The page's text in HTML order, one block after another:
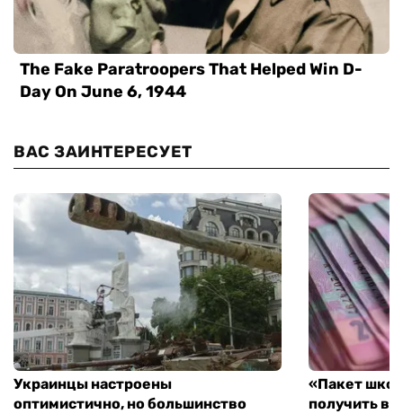
ВАС ЗАИНТЕРЕСУЕТ
Украинцы настроены
оптимистично, но большинство
«Пакет
получить